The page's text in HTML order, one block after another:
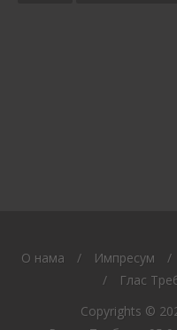
O нама / Импресум /
/
Глас
Copyrights ©